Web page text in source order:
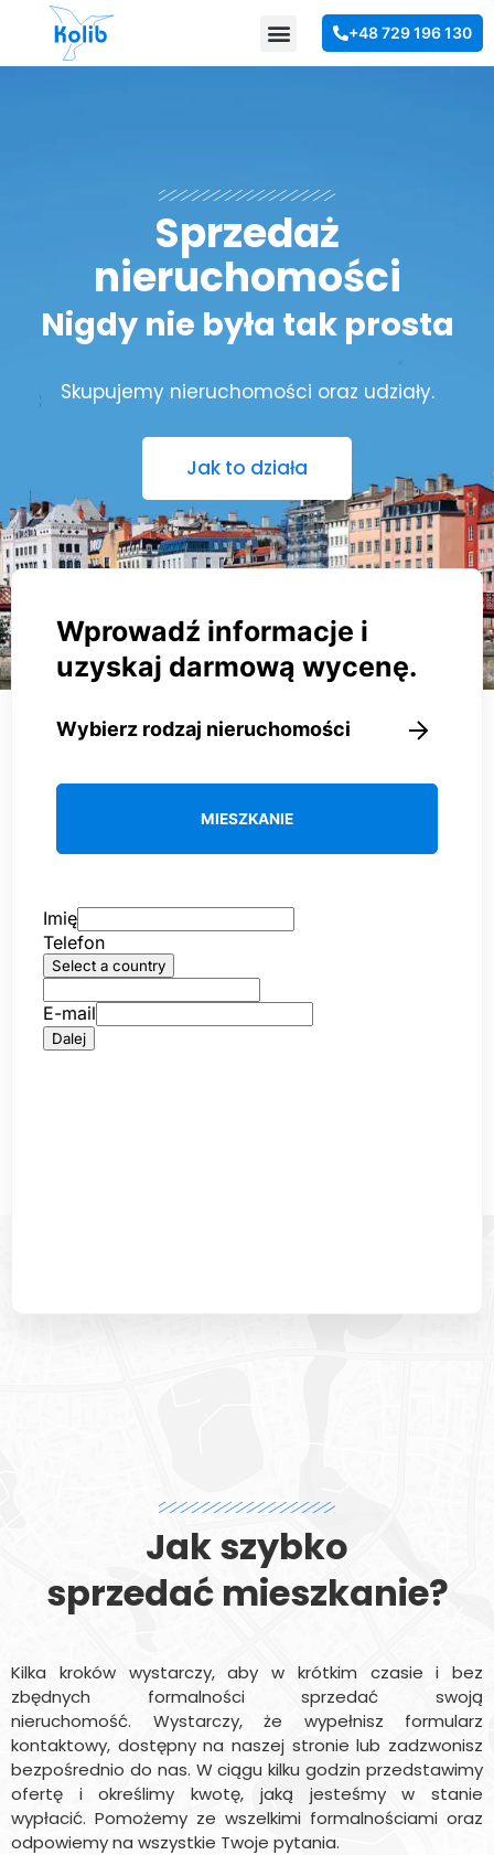
Menu +48 729 196 130
Sprzedaż
nieruchomości
Nigdy nie była tak prosta
Skupujemy nieruchomości oraz udziały.
Jak to działa
Wprowadź informacje i
uzyskaj darmową wycenę.
Wybierz rodzaj nieruchomości
MIESZKANIE
Jak szybko
sprzedać mieszkanie?
Kilka kroków wystarczy, aby w krótkim czasie i bez
zbędnych formalności sprzedać swoją
nieruchomość. Wystarczy, że wypełnisz formularz
kontaktowy, dostępny na naszej stronie lub zadzwonisz
bezpośrednio do nas. W ciągu kilku godzin przedstawimy
ofertę i określimy kwotę, jaką jesteśmy w stanie
wypłacić. Pomożemy ze wszelkimi formalnościami oraz
odpowiemy na wszystkie Twoje pytania.